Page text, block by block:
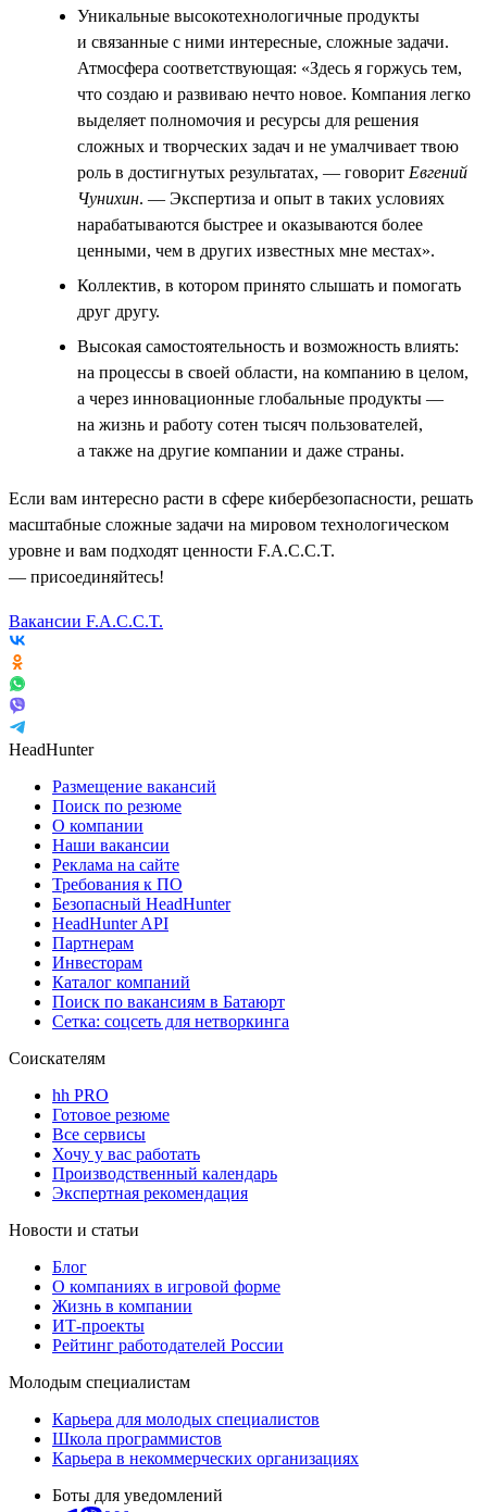
Уникальные высокотехнологичные продукты
и связанные с ними интересные, сложные задачи.
Атмосфера соответствующая: «Здесь я горжусь тем,
что создаю и развиваю нечто новое. Компания легко
выделяет полномочия и ресурсы для решения
сложных и творческих задач и не умалчивает твою
роль в достигнутых результатах, — говорит Евгений
Чунихин. — Экспертиза и опыт в таких условиях
нарабатываются быстрее и оказываются более
ценными, чем в других известных мне местах».
Коллектив, в котором принято слышать и помогать
друг другу.
Высокая самостоятельность и возможность влиять:
на процессы в своей области, на компанию в целом,
а через инновационные глобальные продукты —
на жизнь и работу сотен тысяч пользователей,
а также на другие компании и даже страны.
Если вам интересно расти в сфере кибербезопасности, решать
масштабные сложные задачи на мировом технологическом
уровне и вам подходят ценности F.A.C.C.T.
— присоединяйтесь!
Вакансии F.A.C.C.T.
HeadHunter
Размещение вакансий
Поиск по резюме
О компании
Наши вакансии
Реклама на сайте
Требования к ПО
Безопасный HeadHunter
HeadHunter API
Партнерам
Инвесторам
Каталог компаний
Поиск по вакансиям в Батаюрт
Сетка: соцсеть для нетворкинга
Соискателям
hh PRO
Готовое резюме
Все сервисы
Хочу у вас работать
Производственный календарь
Экспертная рекомендация
Новости и статьи
Блог
О компаниях в игровой форме
Жизнь в компании
ИТ-проекты
Рейтинг работодателей России
Молодым специалистам
Карьера для молодых специалистов
Школа программистов
Карьера в некоммерческих организациях
Боты для уведомлений